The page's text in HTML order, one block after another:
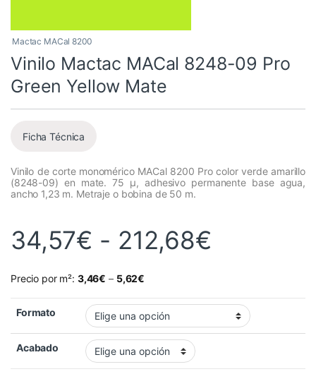
Mactac MACal 8200
Vinilo Mactac MACal 8248-09 Pro
Green Yellow Mate
Ficha Técnica
Vinilo de corte monomérico MACal 8200 Pro color verde amarillo
(8248-09) en mate. 75 µ, adhesivo permanente base agua,
ancho 1,23 m. Metraje o bobina de 50 m.
34,57€ - 212,68€
Precio por m²: 3,46€ – 5,62€
Formato
Acabado